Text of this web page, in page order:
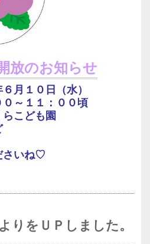
放のお知らせ
１０日（水）
１：００頃
こども園
さいね♡
りをＵＰしました。